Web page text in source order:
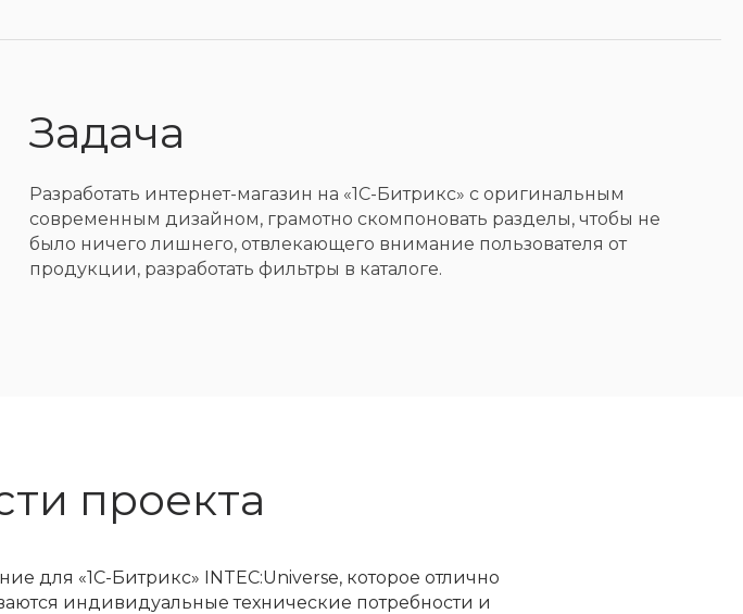
Задача
Разработать интернет-магазин на «1С-Битрикс» с оригинальным
современным дизайном, грамотно скомпоновать разделы, чтобы не
было ничего лишнего, отвлекающего внимание пользователя от
продукции, разработать фильтры в каталоге.
проекта
для «1С-Битрикс» INTEC:Universe, которое отлично
индивидуальные технические потребности и